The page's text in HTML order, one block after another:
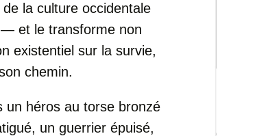
la culture occidentale
— et le transforme non
existentiel sur la survie,
chemin.
un héros au torse bronzé
un guerrier épuisé,